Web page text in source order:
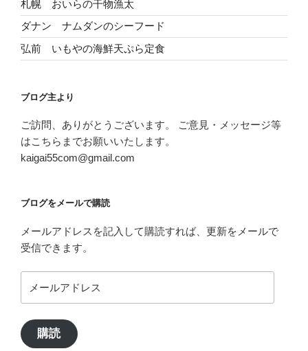
札幌 おいらの干物漁太
ダナン ナムダンのシーフード
弘前 いもやの海鮮天ぷら定食
ブログ主より
ご訪問、ありがとうございます。 ご意見・メッセージ等
はこちらまでお願いいたします。
kaigai55com@gmail.com
ブログをメールで購読
メールアドレスを記入して購読すれば、更新をメールで
受信できます。
ー
ア
ド
購読